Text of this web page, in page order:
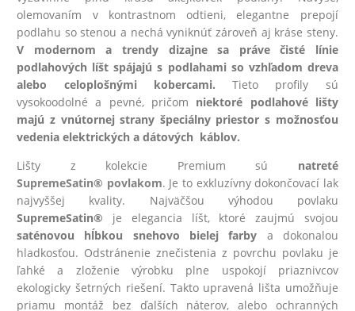
olemovaním v kontrastnom odtieni, elegantne prepojí
podlahu so stenou a nechá vyniknúť zároveň aj kráse steny.
V modernom a trendy dizajne sa práve čisté línie
podlahových líšt spájajú s podlahami so vzhľadom dreva
alebo celoplošnými kobercami.Tieto profily sú
vysokoodolné a pevné, pričom niektoré podlahové lišty
majú z vnútornej strany špeciálny priestor s možnosťou
vedenia elektrických a dátových káblov.
Lišty z kolekcie Premium sú natreté
SupremeSatin® povlakom. Je to exkluzívny dokončovací lak
najvyššej kvality. Najväčšou výhodou povlaku
SupremeSatin® je elegancia líšt, ktoré zaujmú svojou
saténovou hĺbkou snehovo bielej farby a dokonalou
hladkosťou. Odstránenie znečistenia z povrchu povlaku je
ľahké a zloženie výrobku plne uspokojí priaznivcov
ekologicky šetrných riešení. Takto upravená lišta umožňuje
priamu montáž bez ďalších náterov, alebo ochranných